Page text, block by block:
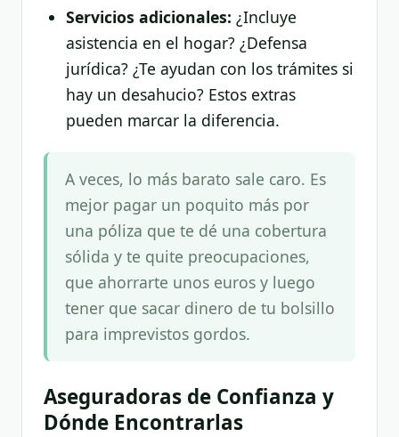
Servicios adicionales: ¿Incluye
asistencia en el hogar? ¿Defensa
jurídica? ¿Te ayudan con los trámites si
hay un desahucio? Estos extras
pueden marcar la diferencia.
A veces, lo más barato sale caro. Es
mejor pagar un poquito más por
una póliza que te dé una cobertura
sólida y te quite preocupaciones,
que ahorrarte unos euros y luego
tener que sacar dinero de tu bolsillo
para imprevistos gordos.
Aseguradoras de Confianza y
Dónde Encontrarlas